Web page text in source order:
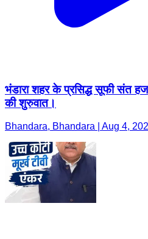
भंडारा शहर के प्रसिद्ध सूफी संत
की शुरुवात।
Bhandara, Bhandara | Aug 4,